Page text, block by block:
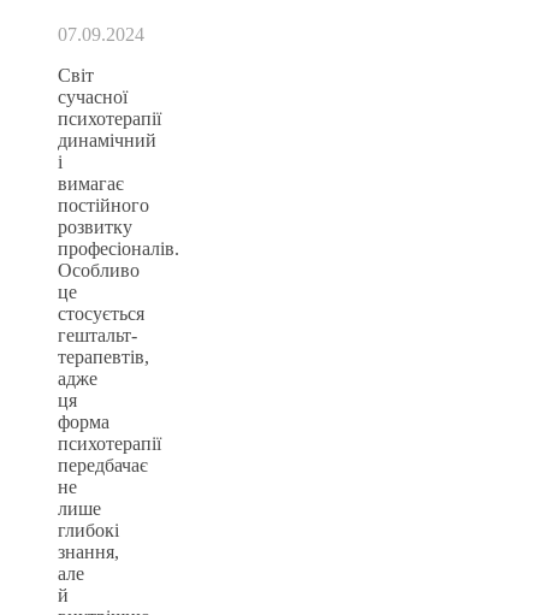
07.09.2024
Світ
сучасної
психотерапії
динамічний
і
вимагає
постійного
розвитку
професіоналів.
Особливо
це
стосується
гештальт-
терапевтів,
адже
ця
форма
психотерапії
передбачає
не
лише
глибокі
знання,
але
й